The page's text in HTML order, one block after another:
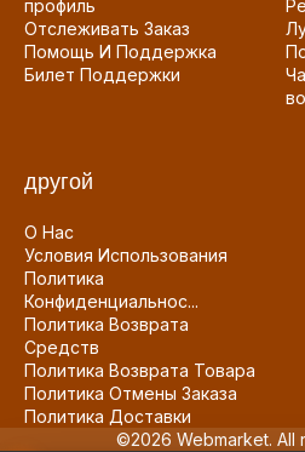
профиль
Отслеживать Заказ
Помощь И Поддержка
Билет Поддержки
другой
О Нас
Условия Использования
Политика
Конфиденциальнос...
Политика Возврата
Средств
Политика Возврата Товара
Политика Отмены Заказа
Политика Доставки
©2026 Webmarket. All